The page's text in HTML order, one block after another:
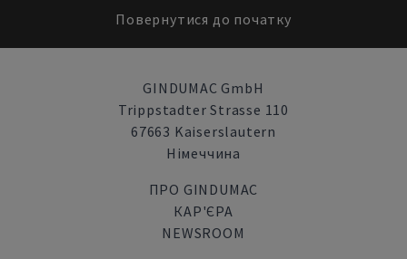
Повернутися до початку
GINDUMAC GmbH
Trippstadter Strasse 110
67663 Kaiserslautern
Німеччина
ПРО GINDUMAC
КАР'ЄРА
NEWSROOM